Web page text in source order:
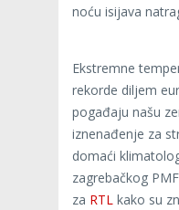
noću isijava
Ekstremne
rekorde diljem
pogađaju našu
iznenađenje za
domaći
zagrebačkog
za RTL kako su